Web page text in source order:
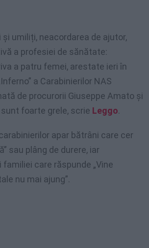
umiliți, neacordarea de ajutor,
a profesiei de sănătate:
a patru femei, arestate ieri în
a Carabinierilor NAS
de procurorii Giuseppe Amato și
foarte grele, scrie Leggo.
apar bătrâni care cer
sau plâng de durere, iar
care răspunde „Vine
nu mai ajung”.